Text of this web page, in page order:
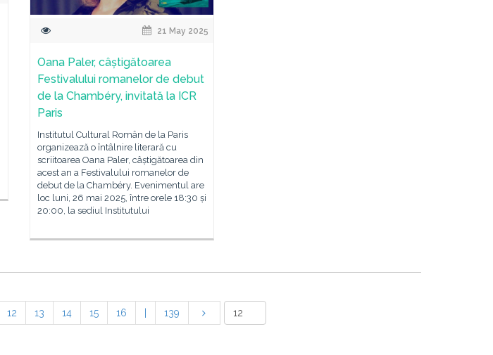
21 May 2025
Oana Paler, câștigătoarea
Festivalului romanelor de debut
de la Chambéry, invitată la ICR
Paris
Institutul Cultural Român de la Paris
organizează o întâlnire literară cu
scriitoarea Oana Paler, câștigătoarea din
acest an a Festivalului romanelor de
debut de la Chambéry. Evenimentul are
loc luni, 26 mai 2025, între orele 18:30 și
20:00, la sediul Institutului
12 13 14 15 16 139